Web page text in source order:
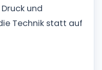
und
Technik statt auf